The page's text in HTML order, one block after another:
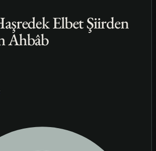
Elbet Şiirden
Ahbâb